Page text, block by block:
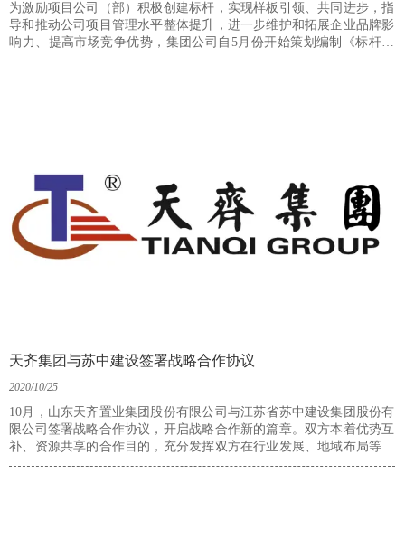
为激励项目公司（部）积极创建标杆，实现样板引领、共同进步，指
导和推动公司项目管理水平整体提升，进一步维护和拓展企业品牌影
响力、提高市场竞争优势，集团公司自5月份开始策划编制《标杆项
目（部）管理实施细则》，经反复讨论、征求意见、修订审议，于9
天齐集团与苏中建设签署战略合作协议
2020/10/25
10月，山东天齐置业集团股份有限公司与江苏省苏中建设集团股份有
限公司签署战略合作协议，开启战略合作新的篇章。双方本着优势互
补、资源共享的合作目的，充分发挥双方在行业发展、地域布局等方
面的优势，加强双方在政府关系、客户资源、专家资源、供应商资源